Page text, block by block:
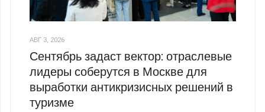
АВГ 3, 2026
Сентябрь задаст вектор: отраслевые
лидеры соберутся в Москве для
выработки антикризисных решений в
туризме